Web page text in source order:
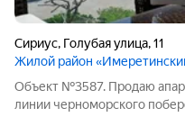
Сириус, Голубая улица,11
Жилой район
Объект №3587. Продаю
линии черноморского